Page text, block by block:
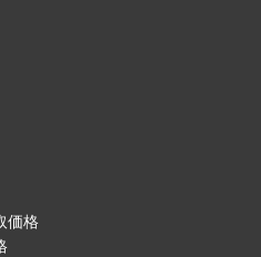
価格